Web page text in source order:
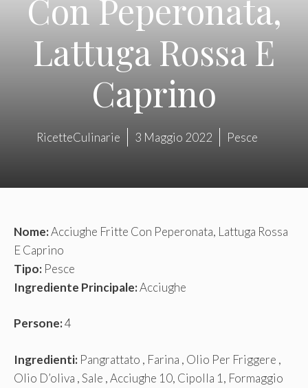
Con Peperonata,
Lattuga Rossa E
Caprino
RicetteCulinarie 3 Maggio 2022 Pesce
Nome:Acciughe Fritte Con Peperonata, Lattuga Rossa
E Caprino
Tipo: Pesce
Ingrediente Principale:Acciughe
Persone:4
Ingredienti: Pangrattato , Farina , Olio Per Friggere ,
Olio D’oliva , Sale , Acciughe 10, Cipolla 1, Formaggio